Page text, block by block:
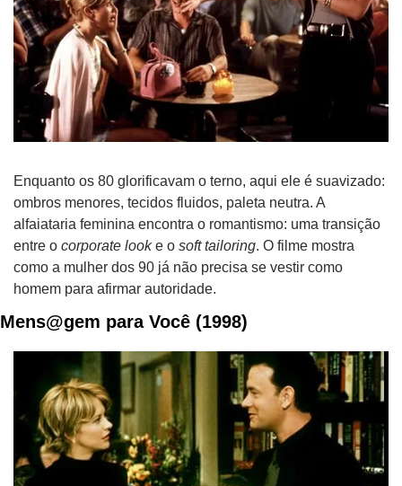
Enquanto os 80 glorificavam o terno, aqui ele é suavizado:
ombros menores, tecidos fluidos, paleta neutra. A
alfaiataria feminina encontra o romantismo: uma transição
entre o corporate look e o soft tailoring. O filme mostra
como a mulher dos 90 já não precisa se vestir como
homem para afirmar autoridade.
Mens@gem para Você (1998)